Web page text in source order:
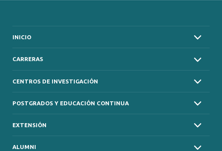
INICIO
CARRERAS
CENTROS DE INVESTIGACIÓN
POSTGRADOS Y EDUCACIÓN CONTINUA
EXTENSIÓN
ALUMNI